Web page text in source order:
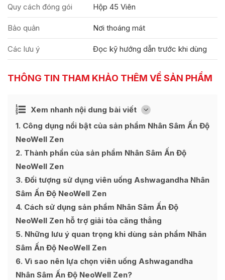
Quy cách đóng gói Hộp 45 Viên
Bảo quản Nơi thoáng mát
Các lưu ý Đọc kỹ hướng dẫn trước khi dùng
THÔNG TIN THAM KHẢO THÊM VỀ SẢN PHẨM
Xem nhanh nội dung bài viết [
Ẩn
1 Công dụng nổi bật của sản phẩm Nhân Sâm Ấn Độ
NeoWell Zen
2 Thành phần của sản phẩm Nhân Sâm Ấn Độ
NeoWell Zen
3 Đối tượng sử dụng viên uống Ashwagandha Nhân
Sâm Ấn Độ NeoWell Zen
4 Cách sử dụng sản phẩm Nhân Sâm Ấn Độ
NeoWell Zen hỗ trợ giải tỏa căng thẳng
5 Những lưu ý quan trọng khi dùng sản phẩm Nhân
Sâm Ấn Độ NeoWell Zen
6 Vì sao nên lựa chọn viên uống Ashwagandha
Nhân Sâm Ấn Độ NeoWell Zen?